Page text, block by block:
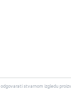
stvarnom izgledu